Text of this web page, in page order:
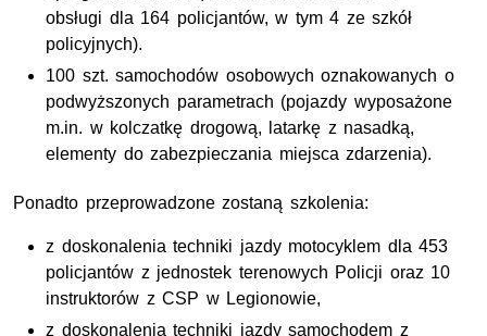
obsługi dla 164 policjantów, w tym 4 ze szkół
policyjnych).
100 szt. samochodów osobowych oznakowanych o
podwyższonych parametrach (pojazdy wyposażone
m.in. w kolczatkę drogową, latarkę z nasadką,
elementy do zabezpieczania miejsca zdarzenia).
Ponadto przeprowadzone zostaną szkolenia:
z doskonalenia techniki jazdy motocyklem dla 453
policjantów z jednostek terenowych Policji oraz 10
instruktorów z CSP w Legionowie,
z doskonalenia techniki jazdy samochodem z